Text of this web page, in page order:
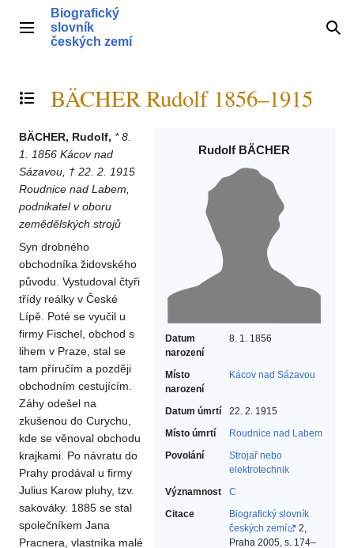
obsahHlavní menu
Biografický
slovník
českých zemí
Přepnout obsah
BÄCHER Rudolf 1856–1915
Rudolf BÄCHER
Datum
narození
8. 1. 1856
Místo
narození
Kácov nad Sázavou
Datum úmrtí
22. 2. 1915
Místo úmrtí
Roudnice nad Labem
Povolání
Strojař nebo
elektrotechnik‎
Významnost
C
Citace
Biografický slovník
českých zemí
2,
Praha 2005, s. 174–
BÄCHER, Rudolf, * 8.
1. 1856 Kácov nad
Sázavou, † 22. 2. 1915
Roudnice nad Labem,
podnikatel v oboru
zemědělských strojů
Syn drobného
obchodníka židovského
původu. Vystudoval čtyři
třídy reálky v České
Lípě. Poté se vyučil u
firmy Fischel, obchod s
lihem v Praze, stal se
tam příručím a později
obchodním cestujícím.
Záhy odešel na
zkušenou do Curychu,
kde se věnoval obchodu
krajkami. Po návratu do
Prahy prodával u firmy
Julius Karow pluhy, tzv.
sakováky. 1885 se stal
společníkem Jana
Pracnera, vlastníka malé